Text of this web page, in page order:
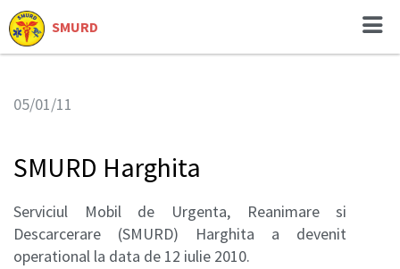
SMURD
05/01/11
SMURD Harghita
Serviciul Mobil de Urgenta, Reanimare si
Descarcerare (SMURD) Harghita a devenit
operational la data de 12 iulie 2010.